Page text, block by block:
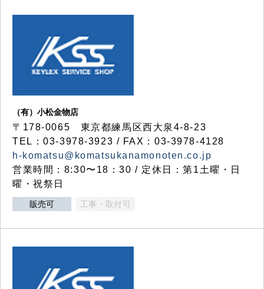
（有）小松金物店
〒178-0065 東京都練馬区西大泉4-8-23
TEL：03-3978-3923 / FAX：03-3978-4128
h-komatsu@komatsukanamonoten.co.jp
営業時間：8:30〜18：30 / 定休日：第1土曜・日
曜・祝祭日
販売可 工事・取付可